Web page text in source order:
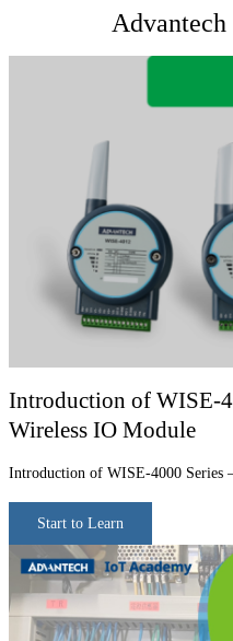
Introduction of WISE-
Wireless IO Module
Introduction of WISE-4000 Series
Start to Learn